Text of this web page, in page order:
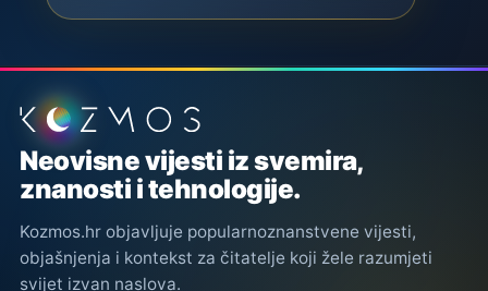
Podnožje stranice
Neovisne vijesti iz svemira,
znanosti i tehnologije.
Kozmos.hr objavljuje popularnoznanstvene vijesti,
objašnjenja i kontekst za čitatelje koji žele razumjeti
svijet izvan naslova.